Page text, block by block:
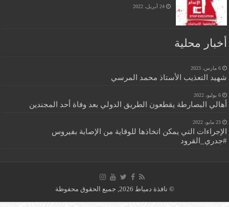
24 أبريل، 2022
أخبار محلية
6 مارس، 2023
شهيد التعذيب الأستاذ محمد المرسي
6 يوليو، 2022
أهالي البصارطة يقطعون الطريق الدولي بعد وفاة أحد المجندين
23 مايو، 2022
الإجراءات التي يمكن اتخاذها للوقاية من الإصابة بفيروس
#جدري_القرود
© نافذة دمياط 2026, جميع الحقوق محفوظة